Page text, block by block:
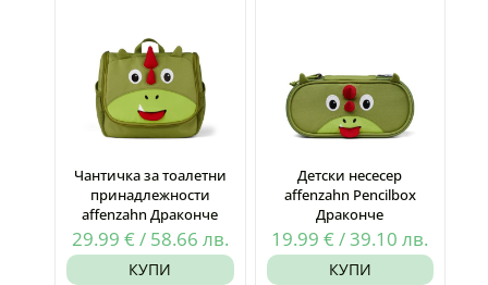
Чантичка за тоалетни
принадлежности
affenzahn Драконче
29.99 € / 58.66 лв.
КУПИ
Детски несесер
affenzahn Pencilbox
Драконче
19.99€ /39.10лв.
КУПИ